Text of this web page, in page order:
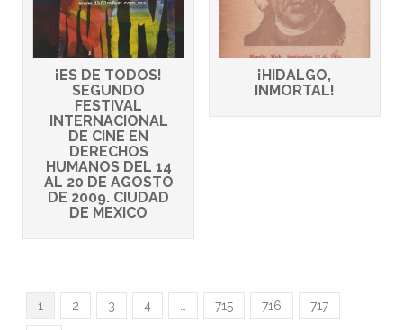
¡ES DE TODOS!
SEGUNDO
FESTIVAL
INTERNACIONAL
DE CINE EN
DERECHOS
HUMANOS DEL 14
AL 20 DE AGOSTO
DE 2009. CIUDAD
DE MEXICO
¡HIDALGO,
INMORTAL!
1 2 3 4 … 715 716 717